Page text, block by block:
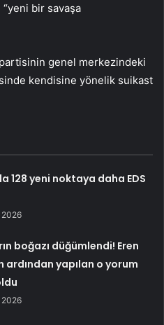
bir savaşa
genel merkezindeki
kendisine yönelik suikast
128 yeni noktaya daha EDS
2026
boğazı düğümlendi! Eren
ardından yapılan o yorum
2026